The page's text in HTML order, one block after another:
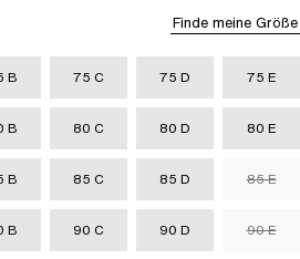
Finde meine Größe
B 75 C 75 D 75 E
B 80 C 80 D 80 E
B 85 C 85 D 85 E
B 90 C 90 D 90 E